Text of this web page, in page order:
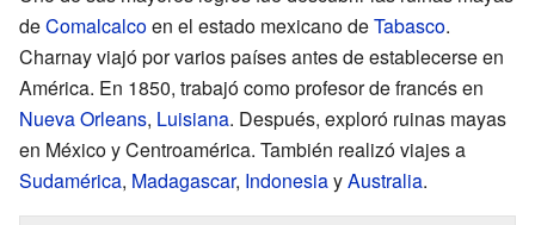
deComalcalcoen el estado mexicano deTabasco.
Charnay viajó por varios países antes de establecerse en
América. En 1850, trabajó como profesor de francés en
Nueva Orleans, Luisiana. Después, exploró ruinas mayas
en México y Centroamérica. También realizó viajes a
Sudamérica, Madagascar, IndonesiayAustralia.